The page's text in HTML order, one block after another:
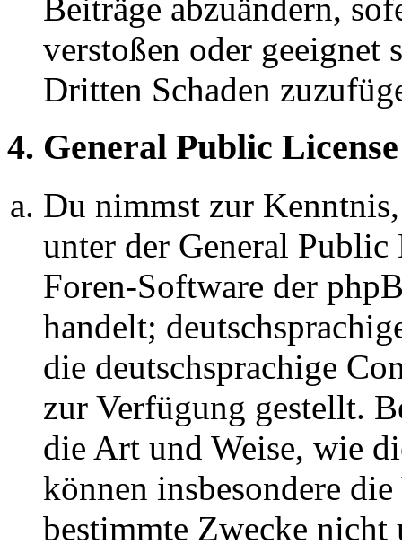
Beiträge abzuändern,
verstoßen oder geeignet
Dritten Schaden
4. General Public License
Du nimmst zur
unter der General
Foren-Software der
handelt;
die deutschsprachige
zur Verfügung gestellt.
die Art und Weise, wie
können insbesondere
bestimmte Zwecke nicht